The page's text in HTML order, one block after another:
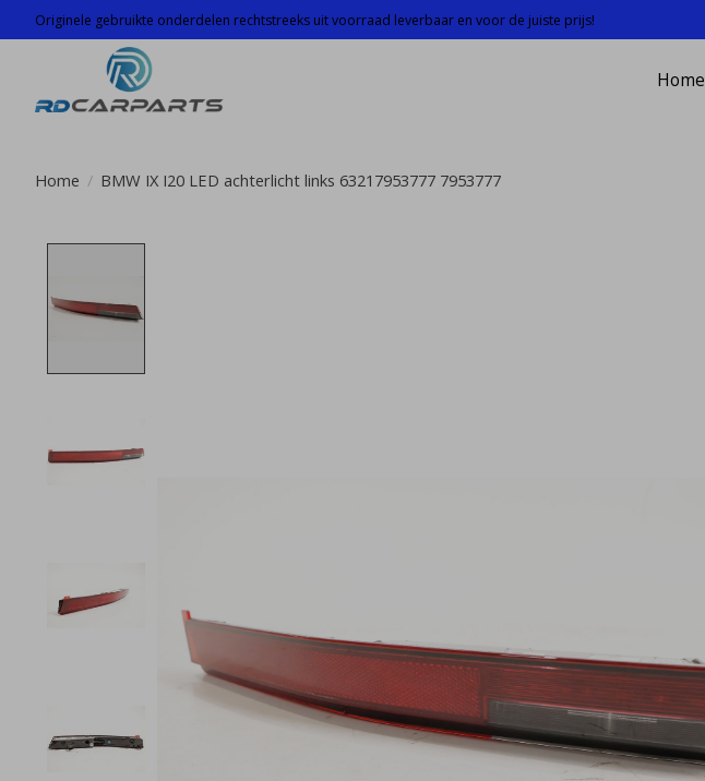
Originele gebruikte onderdelen rechtstreeks uit voorraad leverbaar en voor de juiste prijs!
Home
Home / BMW IX I20 LED achterlicht links 63217953777 7953777